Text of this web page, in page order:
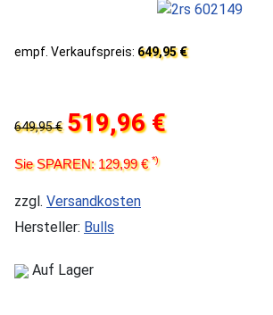
empf. Verkaufspreis: 649,95 €
649,95 € 519,96 €
Sie SPAREN: 129,99 €*)
zzgl. Versandkosten
Hersteller: Bulls
Auf Lager